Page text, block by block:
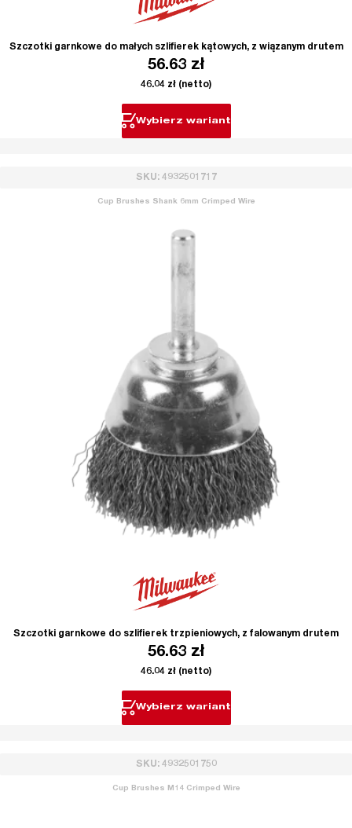
Szczotki garnkowe do małych szlifierek kątowych, z wiązanym drutem
56.63 zł
46.04 zł (netto)
Wybierz wariant
SKU: 4932501717
Cup Brushes Shank 6mm Crimped Wire
Szczotki garnkowe do szlifierek trzpieniowych, z falowanym drutem
56.63 zł
46.04 zł (netto)
Wybierz wariant
SKU: 4932501750
Cup Brushes M14 Crimped Wire